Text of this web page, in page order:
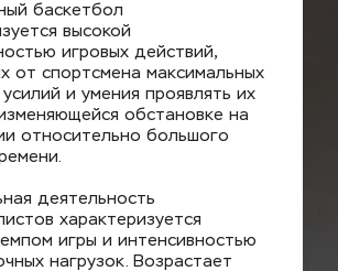
баскетбол
высокой
игровых действий,
от спортсмена максимальных
и умения проявлять их
обстановке на
относительно большого
деятельность
характеризуется
игры и интенсивностью
нагрузок. Возрастает